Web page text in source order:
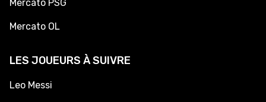
Mercato PSG
Mercato OL
LES JOUEURS À SUIVRE
Leo Messi